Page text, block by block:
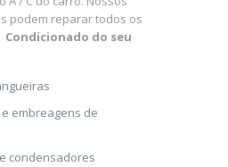
podem reparar todos os
Condicionado do seu
embreagens de
condensadores